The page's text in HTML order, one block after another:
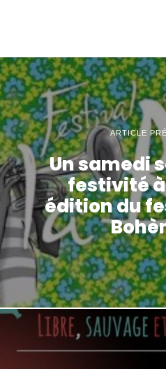
ARTICLE
Un samedi
festivité
édition du